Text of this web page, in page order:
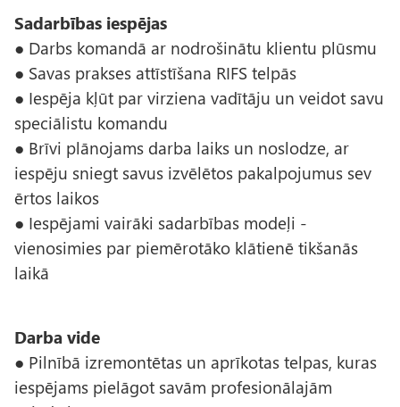
Sadarbības iespējas
● Darbs komandā ar nodrošinātu klientu plūsmu
● Savas prakses attīstīšana RIFS telpās
● Iespēja kļūt par virziena vadītāju un veidot savu
speciālistu komandu
● Brīvi plānojams darba laiks un noslodze, ar
iespēju sniegt savus izvēlētos pakalpojumus sev
ērtos laikos
● Iespējami vairāki sadarbības modeļi -
vienosimies par piemērotāko klātienē tikšanās
laikā
Darba vide
● Pilnībā izremontētas un aprīkotas telpas, kuras
iespējams pielāgot savām profesionālajām